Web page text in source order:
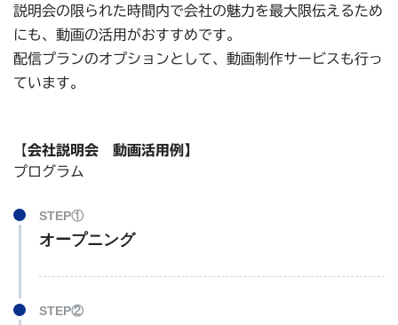
説明会の限られた時間内で会社の魅力を最大限伝えるため
にも、動画の活用がおすすめです。
配信プランのオプションとして、動画制作サービスも行っ
ています。
【会社説明会 動画活用例】
プログラム
STEP①
オープニング
STEP②